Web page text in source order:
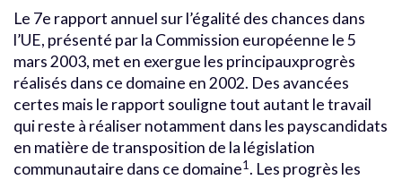
Le 7e rapport annuel sur l’égalité des chances dans
l’UE, présenté par la Commission européenne le 5
mars 2003, met en exergue les principauxprogrès
réalisés dans ce domaine en 2002. Des avancées
certes mais le rapport souligne tout autant le travail
qui reste à réaliser notamment dans les payscandidats
en matière de transposition de la législation
communautaire dans ce domaine1. Les progrès les